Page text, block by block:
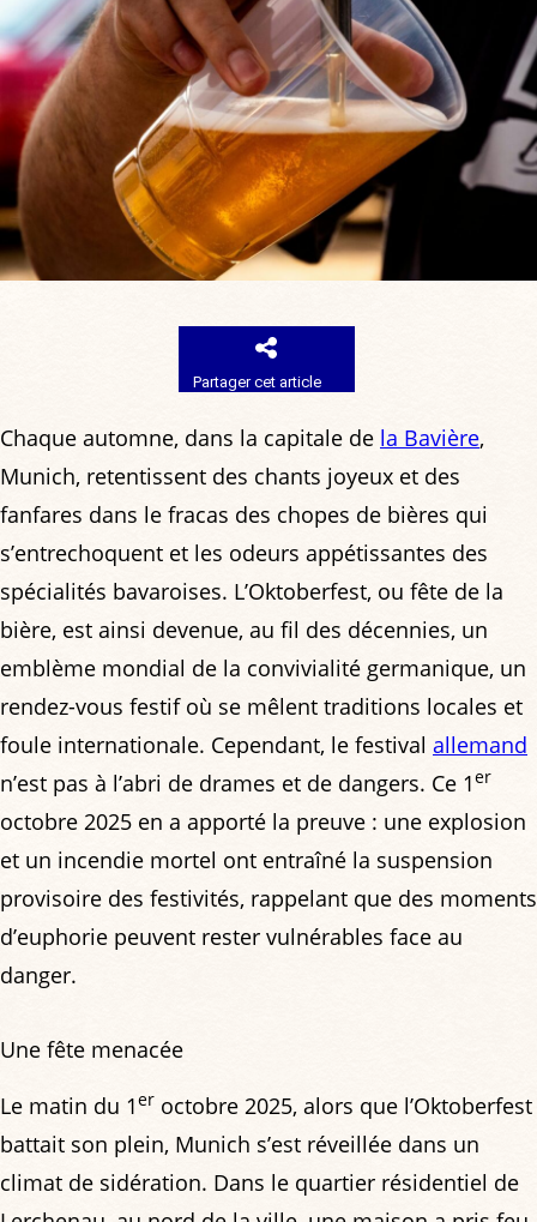
Partager cet article
Chaque automne, dans la capitale de la Bavière,
Munich, retentissent des chants joyeux et des
fanfares dans le fracas des chopes de bières qui
s’entrechoquent et les odeurs appétissantes des
spécialités bavaroises. L’Oktoberfest, ou fête de la
bière, est ainsi devenue, au fil des décennies, un
emblème mondial de la convivialité germanique, un
rendez-vous festif où se mêlent traditions locales et
foule internationale. Cependant, le festival allemand
n’est pas à l’abri de drames et de dangers. Ce 1er
octobre 2025 en a apporté la preuve : une explosion
et un incendie mortel ont entraîné la suspension
provisoire des festivités, rappelant que des moments
d’euphorie peuvent rester vulnérables face au
danger.
Une fête menacée
Le matin du 1er octobre 2025, alors que l’Oktoberfest
battait son plein, Munich s’est réveillée dans un
climat de sidération. Dans le quartier résidentiel de